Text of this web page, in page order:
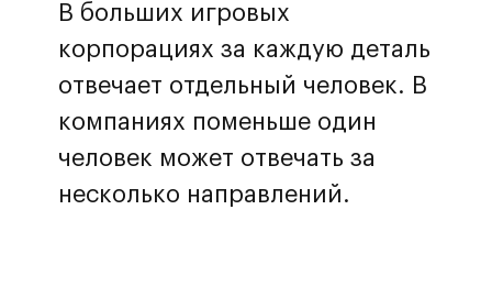
В больших игровых
корпорациях за каждую деталь
отвечает отдельный человек. В
компаниях поменьше один
человек может отвечать за
несколько направлений.